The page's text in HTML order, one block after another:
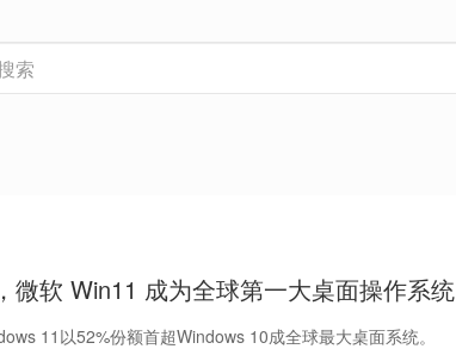
微软 Win11 成为全球第一大桌面操作系统
11以52%份额首超Windows 10成全球最大桌面系统。